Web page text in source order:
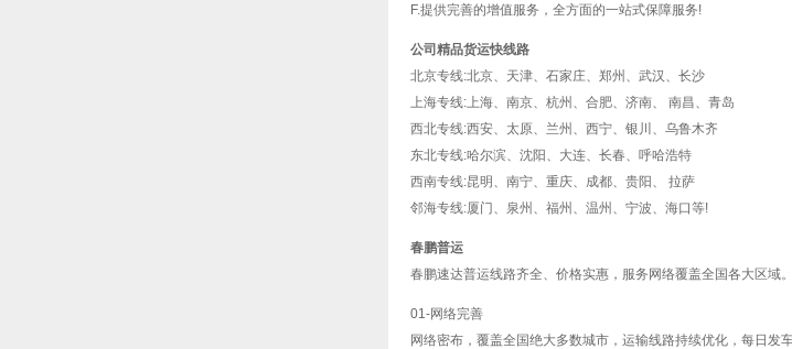
F.提供完善的增值服务，全方面的一站式保障服务!
公司精品货运快线路
北京专线:北京、天津、石家庄、郑州、武汉、长沙
上海专线:上海、南京、杭州、合肥、济南、 南昌、青岛
西北专线:西安、太原、兰州、西宁、银川、乌鲁木齐
东北专线:哈尔滨、沈阳、大连、长春、呼哈浩特
西南专线:昆明、南宁、重庆、成都、贵阳、 拉萨
邻海专线:厦门、泉州、福州、温州、宁波、海口等!
春鹏普运
春鹏速达普运线路齐全、价格实惠，服务网络覆盖全国各大区域
01-网络完善
网络密布，覆盖全国绝大多数城市，运输线路持续优化，每日发